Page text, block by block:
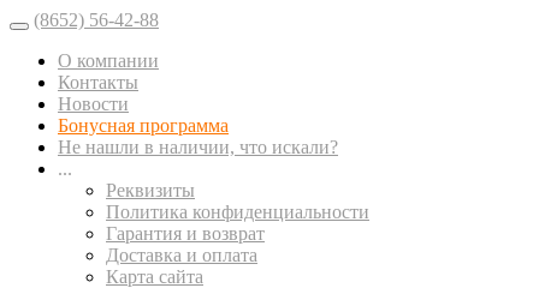
(8652) 56-42-88
О компании
Контакты
Новости
Бонусная программа
Не нашли в наличии, что искали?
...
Реквизиты
Политика конфиденциальности
Гарантия и возврат
Доставка и оплата
Карта сайта